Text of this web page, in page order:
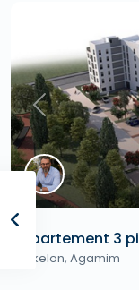
Previous
Appartement 3
Ashkelon, Agamim